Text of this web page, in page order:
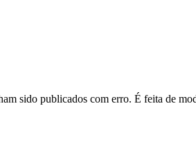
sido publicados com erro. É feita de